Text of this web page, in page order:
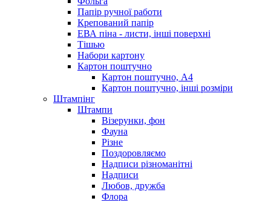
Папір ручної работи
Крепований папір
ЕВА піна - листи, інші поверхні
Тішью
Набори картону
Картон поштучно
Картон поштучно, А4
Картон поштучно, інші розміри
Штампінг
Штампи
Візерунки, фон
Фауна
Різне
Поздоровляємо
Надписи різноманітні
Надписи
Любов, дружба
Флора